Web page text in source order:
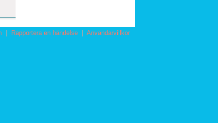
| Rapportera en händelse | Användarvillkor